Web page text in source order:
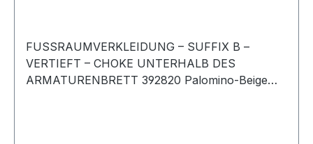
FUSSRAUMVERKLEIDUNG – SUFFIX B –
VERTIEFT – CHOKE UNTERHALB DES
ARMATURENBRETT 392820 Palomino-Beige